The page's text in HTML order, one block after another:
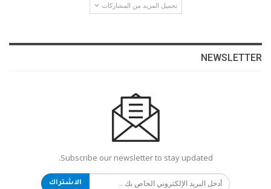
تحميل المزيد من المشاركات
NEWSLETTER
Subscribe our newsletter to stay updated.
الاشتراك